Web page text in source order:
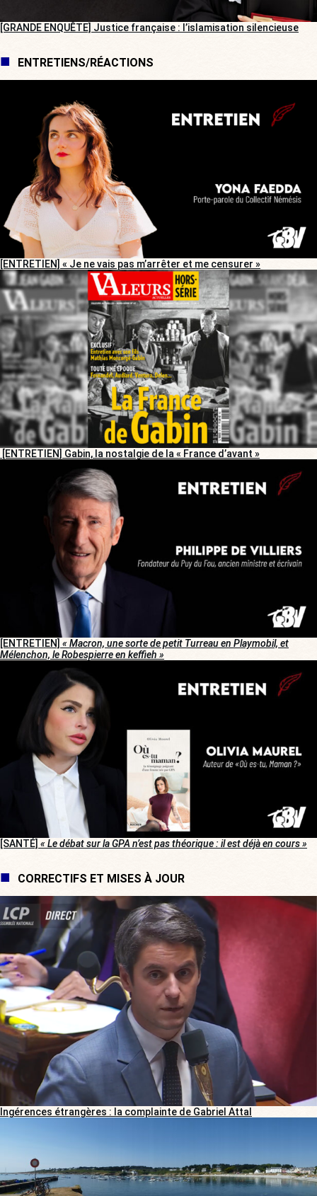
[GRANDE ENQUÊTE] Justice française : l’islamisation silencieuse
ENTRETIENS/RÉACTIONS
[ENTRETIEN] « Je ne vais pas m’arrêter et me censurer »
[ENTRETIEN] Gabin, la nostalgie de la « France d’avant »
[ENTRETIEN] « Macron, une sorte de petit Turreau en Playmobil, et
Mélenchon, le Robespierre en keffieh »
[SANTÉ] « Le débat sur la GPA n’est pas théorique : il est déjà en cours »
CORRECTIFS ET MISES À JOUR
Ingérences étrangères : la complainte de Gabriel Attal